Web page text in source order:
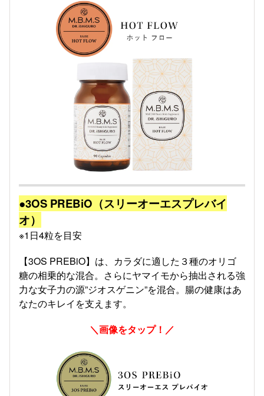
●3OS PREBiO（スリーオーエスプレバイ
オ）
※1日4粒を目安
【3OS PREBiO】は、カラダに適した３種のオリゴ
糖の相乗的な混合。さらにヤマイモから抽出される強
力な女子力の源”ジオスゲニン”を混合。腸の健康はあ
なたのキレイを支えます。
＼画像をタップ！／